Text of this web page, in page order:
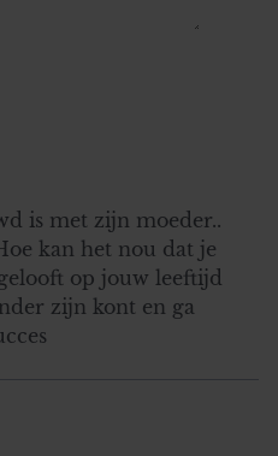
is met zijn moeder..
kan het nou dat je
op jouw leeftijd
zijn kont en ga